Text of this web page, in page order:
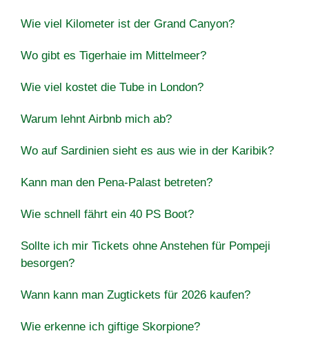
Wie viel Kilometer ist der Grand Canyon?
Wo gibt es Tigerhaie im Mittelmeer?
Wie viel kostet die Tube in London?
Warum lehnt Airbnb mich ab?
Wo auf Sardinien sieht es aus wie in der Karibik?
Kann man den Pena-Palast betreten?
Wie schnell fährt ein 40 PS Boot?
Sollte ich mir Tickets ohne Anstehen für Pompeji
besorgen?
Wann kann man Zugtickets für 2026 kaufen?
Wie erkenne ich giftige Skorpione?